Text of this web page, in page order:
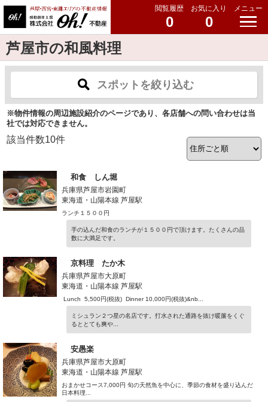
閲覧履歴
0
お気に入り
0
メニュー
芦屋市の和風料理
スポットを絞り込む
※物件情報の周辺施設紹介のページであり、各店舗への問い合わせは当
社では対応できません。
該当件数10件
和食 しん堀
兵庫県芦屋市岩園町
東海道・山陽本線 芦屋駅
ランチ１５００円
手の込んだ和食のランチが１５００円で頂けます。たくさんの品
数に大満足です。
京料理 たか木
兵庫県芦屋市大原町
東海道・山陽本線 芦屋駅
Lunch 5,500円(税抜) Dinner 10,000円(税抜)&nb...
ミシュラン２つ星の名店です。打水された通路を抜け暖簾をくぐ
るととても爽や...
安愚楽
兵庫県芦屋市大原町
東海道・山陽本線 芦屋駅
おまかせコース7,000円 旬の天然魚を中心に、季節の食材を盛り込んだ
日本料理...